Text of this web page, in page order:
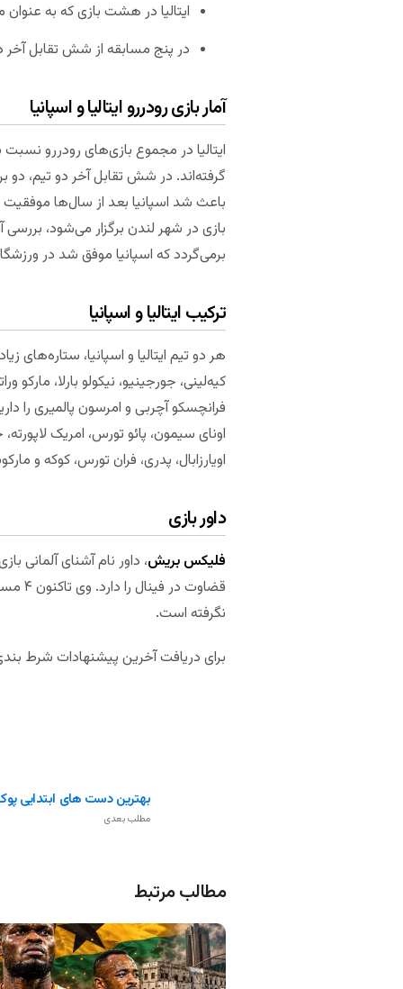
ایتالیا در هشت بازی که به
در پنج مسابقه از شش تقابل آخر دو تیم، در
آمار بازی رودررو ایتالیا و اسپانیا
ایتالیا در مجموع بازی‌های رودررو نسبت
باعث شد اسپانیا بعد از سال‌ها موفقیت
برمی‌گردد که اسپانیا موفق شد در
ترکیب ایتالیا و اسپانیا
هر دو تیم ایتالیا و اسپانیا، ستاره‌های
کیه‌لینی، جورجینیو، نیکولو بارلا، مارکو
فرانچسکو آچربی و امرسون پالمیری را
اونای سیمون، پائو تورس، امریک لاپورته،
اویارزابال، پدری، فران تورس، کوکه و
داور بازی
فلیکس بریش، داور نام آشنای آلمانی
نگرفته است.
برای دریافت آخرین پیشنهادات شرط
بهترین دست های ابتدایی
مطلب بعدی
مطالب مرتبط